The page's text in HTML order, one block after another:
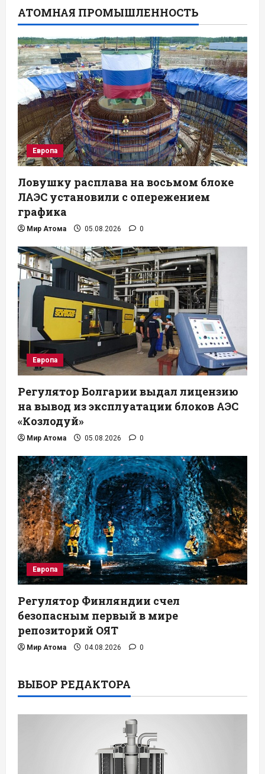
АТОМНАЯ ПРОМЫШЛЕННОСТЬ
Европа
Ловушку расплава на восьмом блоке
ЛАЭС установили с опережением
графика
Мир Атома 05.08.2026 0
Европа
Регулятор Болгарии выдал лицензию
на вывод из эксплуатации блоков АЭС
«Козлодуй»
Мир Атома 05.08.2026 0
Европа
Регулятор Финляндии счел
безопасным первый в мире
репозиторий ОЯТ
Мир Атома 04.08.2026 0
ВЫБОР РЕДАКТОРА